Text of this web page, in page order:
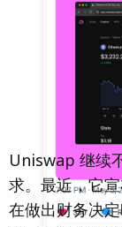
Uniswap 继续
求。最近，它
在做出财务决